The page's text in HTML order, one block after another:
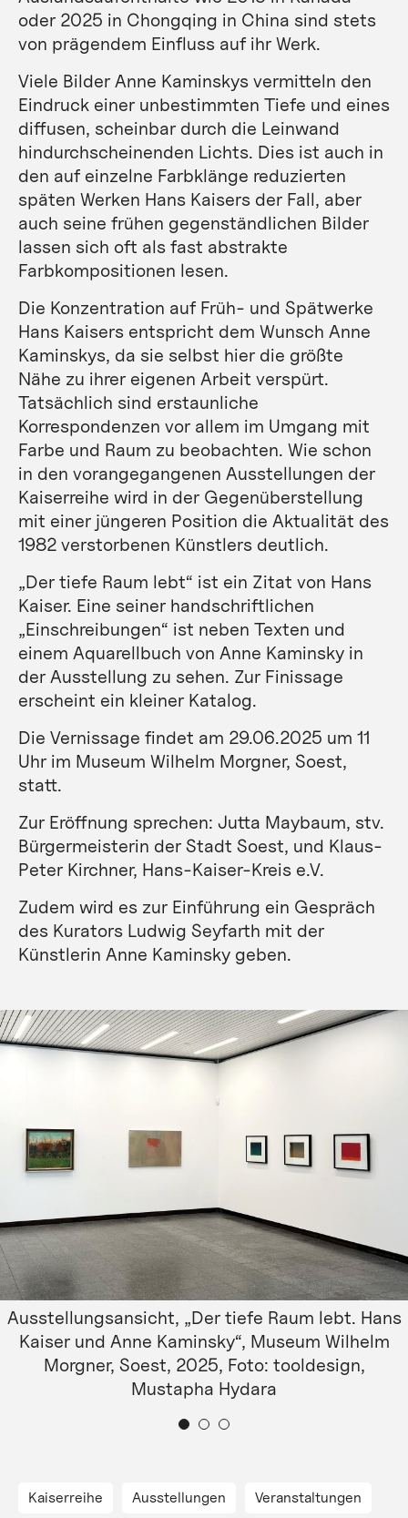
oder 2025 in Chongqing in China sind stets
von prägendem Einfluss auf ihr Werk.
Viele Bilder Anne Kaminskys vermitteln den
Eindruck einer unbestimmten Tiefe und eines
diffusen, scheinbar durch die Leinwand
hindurchscheinenden Lichts. Dies ist auch in
den auf einzelne Farbklänge reduzierten
späten Werken Hans Kaisers der Fall, aber
auch seine frühen gegenständlichen Bilder
lassen sich oft als fast abstrakte
Farbkompositionen lesen.
Die Konzentration auf Früh- und Spätwerke
Hans Kaisers entspricht dem Wunsch Anne
Kaminskys, da sie selbst hier die größte
Nähe zu ihrer eigenen Arbeit verspürt.
Tatsächlich sind erstaunliche
Korrespondenzen vor allem im Umgang mit
Farbe und Raum zu beobachten. Wie schon
in den vorangegangenen Ausstellungen der
Kaiserreihe wird in der Gegenüberstellung
mit einer jüngeren Position die Aktualität des
1982 verstorbenen Künstlers deutlich.
„Der tiefe Raum lebt“ ist ein Zitat von Hans
Kaiser. Eine seiner handschriftlichen
„Einschreibungen“ ist neben Texten und
einem Aquarellbuch von Anne Kaminsky in
der Ausstellung zu sehen. Zur Finissage
erscheint ein kleiner Katalog.
Die Vernissage findet am 29.06.2025 um 11
Uhr im Museum Wilhelm Morgner, Soest,
statt.
Zur Eröffnung sprechen: Jutta Maybaum, stv.
Bürgermeisterin der Stadt Soest, und Klaus-
Peter Kirchner, Hans-Kaiser-Kreis e.V.
Zudem wird es zur Einführung ein Gespräch
des Kurators Ludwig Seyfarth mit der
Künstlerin Anne Kaminsky geben.
Ausstellungsansicht, „Der tiefe Raum lebt. Hans
Kaiser und Anne Kaminsky“, Museum Wilhelm
Morgner, Soest, 2025, Foto: tooldesign,
Mustapha Hydara
Kaiserreihe Ausstellungen Veranstaltungen